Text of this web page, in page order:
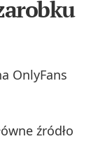
OnlyFans
źródło